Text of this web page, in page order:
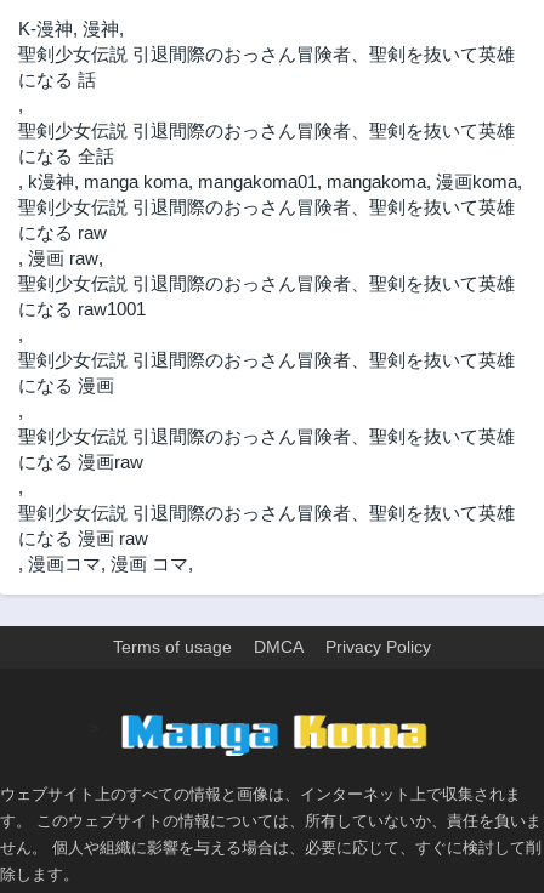
K-漫神, 漫神,
聖剣少女伝説 引退間際のおっさん冒険者、聖剣を抜いて英雄
になる 話
,
聖剣少女伝説 引退間際のおっさん冒険者、聖剣を抜いて英雄
になる 全話
, k漫神, manga koma, mangakoma01, mangakoma, 漫画koma,
聖剣少女伝説 引退間際のおっさん冒険者、聖剣を抜いて英雄
になる raw
, 漫画 raw,
聖剣少女伝説 引退間際のおっさん冒険者、聖剣を抜いて英雄
になる raw1001
,
聖剣少女伝説 引退間際のおっさん冒険者、聖剣を抜いて英雄
になる 漫画
,
聖剣少女伝説 引退間際のおっさん冒険者、聖剣を抜いて英雄
になる 漫画raw
,
聖剣少女伝説 引退間際のおっさん冒険者、聖剣を抜いて英雄
になる 漫画 raw
, 漫画コマ, 漫画 コマ,
Terms of usage DMCA Privacy Policy
ウェブサイト上のすべての情報と画像は、インターネット上で収集されま
す。 このウェブサイトの情報については、所有していないか、責任を負いま
せん。 個人や組織に影響を与える場合は、必要に応じて、すぐに検討して削
除します。